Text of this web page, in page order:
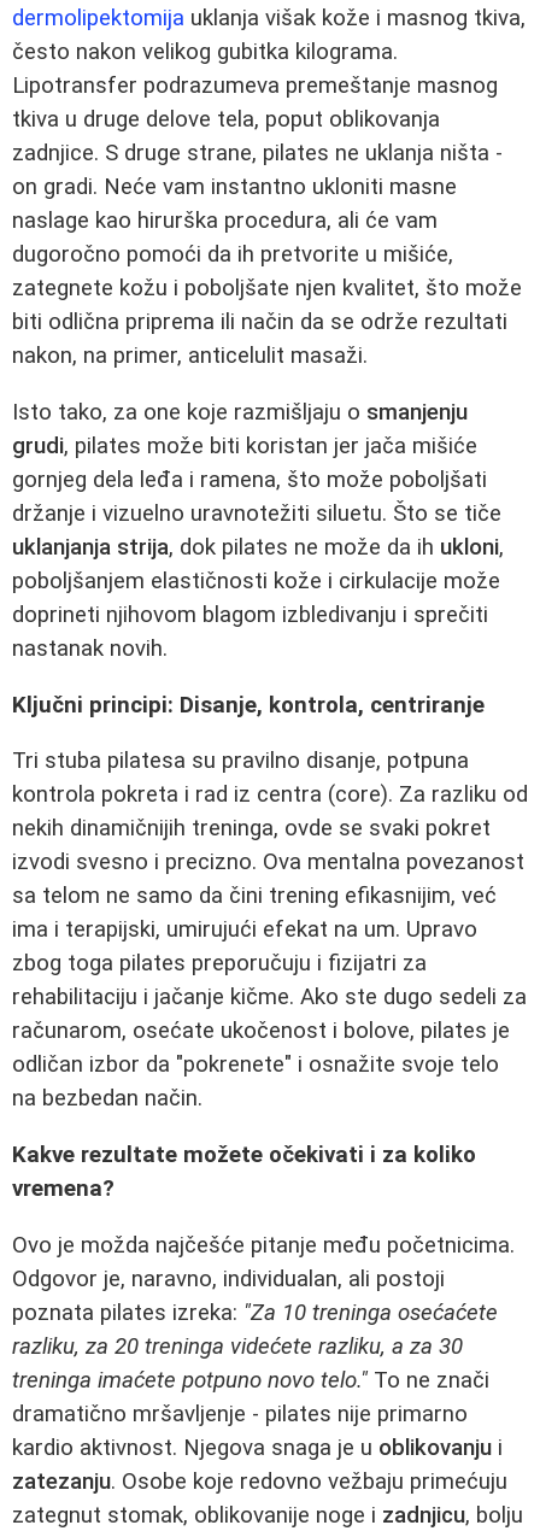
dermolipektomija uklanja višak kože i masnog tkiva,
često nakon velikog gubitka kilograma.
Lipotransfer podrazumeva premeštanje masnog
tkiva u druge delove tela, poput oblikovanja
zadnjice. S druge strane, pilates ne uklanja ništa -
on gradi. Neće vam instantno ukloniti masne
naslage kao hirurška procedura, ali će vam
dugoročno pomoći da ih pretvorite u mišiće,
zategnete kožu i poboljšate njen kvalitet, što može
biti odlična priprema ili način da se održe rezultati
nakon, na primer, anticelulit masaži.
Isto tako, za one koje razmišljaju o smanjenju
grudi, pilates može biti koristan jer jača mišiće
gornjeg dela leđa i ramena, što može poboljšati
držanje i vizuelno uravnotežiti siluetu. Što se tiče
uklanjanja strija, dok pilates ne može da ih ukloni,
poboljšanjem elastičnosti kože i cirkulacije može
doprineti njihovom blagom izbledivanju i sprečiti
nastanak novih.
Ključni principi: Disanje, kontrola, centriranje
Tri stuba pilatesa su pravilno disanje, potpuna
kontrola pokreta i rad iz centra (core). Za razliku od
nekih dinamičnijih treninga, ovde se svaki pokret
izvodi svesno i precizno. Ova mentalna povezanost
sa telom ne samo da čini trening efikasnijim, već
ima i terapijski, umirujući efekat na um. Upravo
zbog toga pilates preporučuju i fizijatri za
rehabilitaciju i jačanje kičme. Ako ste dugo sedeli za
računarom, osećate ukočenost i bolove, pilates je
odličan izbor da "pokrenete" i osnažite svoje telo
na bezbedan način.
Kakve rezultate možete očekivati i za koliko
vremena?
Ovo je možda najčešće pitanje među početnicima.
Odgovor je, naravno, individualan, ali postoji
poznata pilates izreka: "Za 10 treninga osećaćete
razliku, za 20 treninga videćete razliku, a za 30
treninga imaćete potpuno novo telo." To ne znači
dramatično mršavljenje - pilates nije primarno
kardio aktivnost. Njegova snaga je u oblikovanju i
zatezanju. Osobe koje redovno vežbaju primećuju
zategnut stomak, oblikovanije noge i zadnjicu, bolju